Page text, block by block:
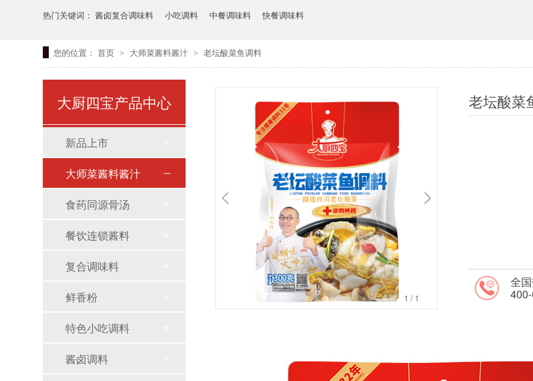
热门关键词： 酱卤复合调味料 小吃调料 中餐调味料 快餐调味料
您的位置： 首页 > 大师菜酱料酱汁 > 老坛酸菜鱼调料
1 /1
老坛酸菜
全
大厨四宝产品中心
新品上市
大师菜酱料酱汁
食药同源骨汤
餐饮连锁酱料
复合调味料
鲜香粉
特色小吃调料
酱卤调料